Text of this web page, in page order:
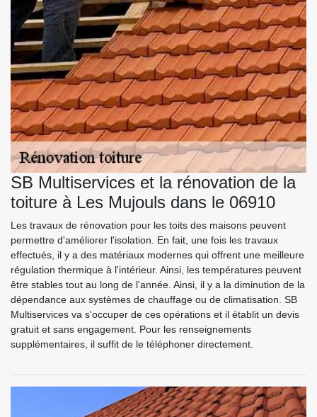
SB Multiservices et la rénovation de la
toiture à Les Mujouls dans le 06910
Les travaux de rénovation pour les toits des maisons peuvent
permettre d'améliorer l'isolation. En fait, une fois les travaux
effectués, il y a des matériaux modernes qui offrent une meilleure
régulation thermique à l'intérieur. Ainsi, les températures peuvent
être stables tout au long de l'année. Ainsi, il y a la diminution de la
dépendance aux systèmes de chauffage ou de climatisation. SB
Multiservices va s'occuper de ces opérations et il établit un devis
gratuit et sans engagement. Pour les renseignements
supplémentaires, il suffit de le téléphoner directement.